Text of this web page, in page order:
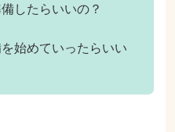
したらいいの？
始めていったらいい